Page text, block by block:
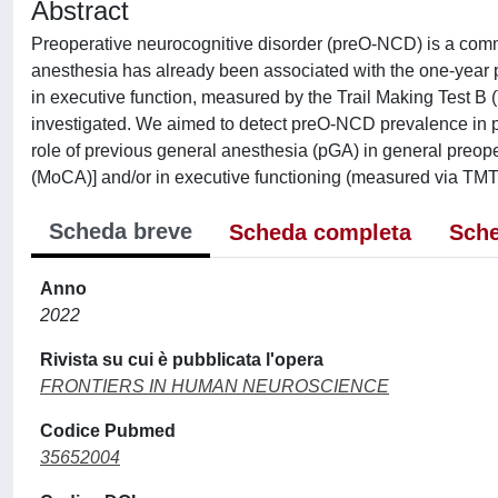
Abstract
Preoperative neurocognitive disorder (preO-NCD) is a
anesthesia has already been associated with the one-
in executive function, measured by the Trail Making Test
investigated. We aimed to detect preO-NCD prevalence
role of previous general anesthesia (pGA) in general
(MoCA)] and/or in executive functioning (measured via
Scheda breve Scheda completa
Anno
2022
Rivista su cui è pubblicata l'opera
FRONTIERS IN HUMAN NEUROSCIENCE
Codice Pubmed
35652004